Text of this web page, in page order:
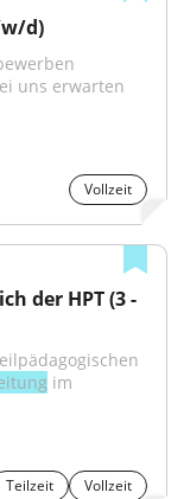
d)
uns erwarten
Vollzeit
der HPT (3 -
im
Teilzeit Vollzeit